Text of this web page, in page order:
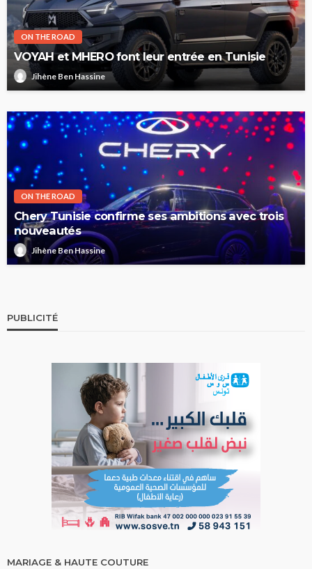
ON THE ROAD
VOYAH et MHERO font leur entrée en Tunisie
Jihène Ben Hassine
ON THE ROAD
Chery Tunisie confirme ses ambitions avec trois
nouveautés
Jihène Ben Hassine
PUBLICITÉ
MARIAGE & HAUTE COUTURE